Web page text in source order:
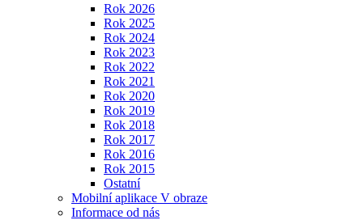
Rok 2026
Rok 2025
Rok 2024
Rok 2023
Rok 2022
Rok 2021
Rok 2020
Rok 2019
Rok 2018
Rok 2017
Rok 2016
Rok 2015
Ostatní
Mobilní aplikace V obraze
Informace od nás